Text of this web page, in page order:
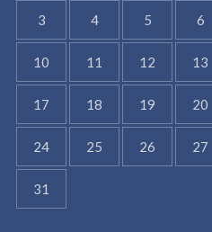
3 4 5 6
10 11 12 13
17 18 19 20
24 25 26 27
31